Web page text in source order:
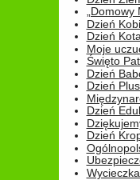
Dzień
Dzień
Moje
Święto
Dzień
Dzień
Dzień
Dzień